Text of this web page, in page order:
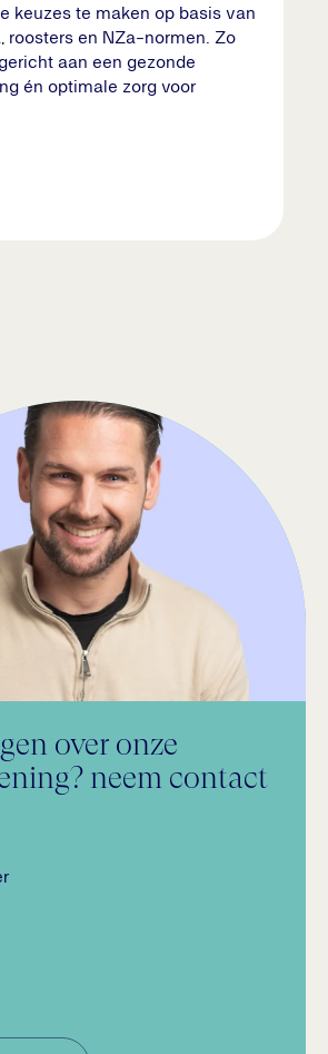
keuzes te maken op basis van
roosters en NZa-normen. Zo
aan een gezonde
én optimale zorg voor
over onze
neem contact